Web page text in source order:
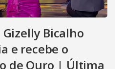
Bicalho
e recebe o
de Ouro | Última